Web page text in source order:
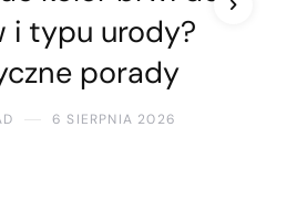
i typu urody?
porady
6 SIERPNIA 2026